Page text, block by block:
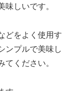
味しいです。
どをよく使用す
ンプルで美味し
てください。